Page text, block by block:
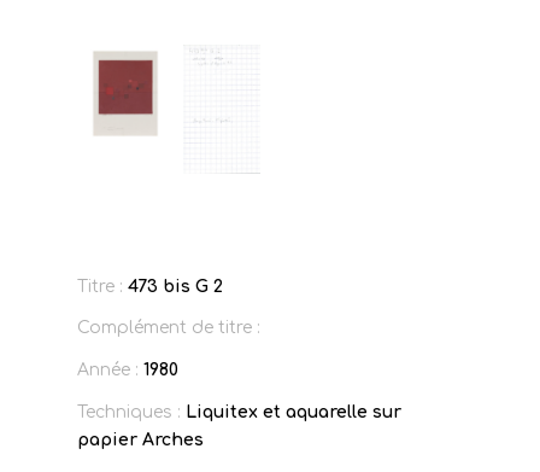
Titre : 473 bis G 2
Complément de titre :
Année : 1980
Techniques : Liquitex et aquarelle sur
papier Arches